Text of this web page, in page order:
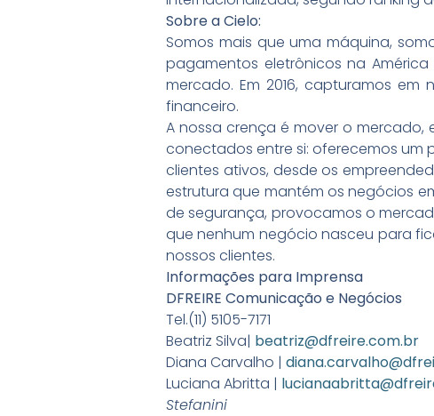
Sobre a Cielo:
Somos mais que uma máquina,
pagamentos eletrônicos na
mercado. Em 2016, capturamos
financeiro.
A nossa crença é mover o
conectados entre si: oferecemos um
clientes ativos, desde os
estrutura que mantém os negócios
de segurança, provocamos o
que nenhum negócio nasceu para
nossos clientes.
Informações para Imprensa
DFREIRE Comunicação e Negócios
Tel.(11) 5105-7171
Beatriz Silva| beatriz@dfreire.com.br
Diana Carvalho |
Luciana Abritta |
Stefanini